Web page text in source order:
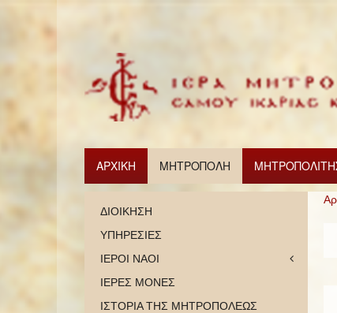
ΑΡΧΙΚΗ ΜΗΤΡΟΠΟΛΗ
ΔΙΟΙΚΗΣΗ
ΥΠΗΡΕΣΙΕΣ
ΙΕΡΟΙ ΝΑΟΙ
ΙΕΡΕΣ ΜΟΝΕΣ
ΙΣΤΟΡΙΑ ΤΗΣ ΜΗΤΡΟΠΟΛΕΩΣ